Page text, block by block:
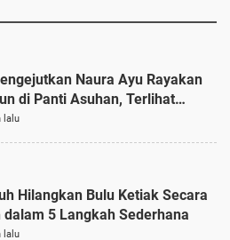
Naura Ayu Rayakan
di Panti Asuhan, Terlihat
Kaftan Cokelat
lalu
Hilangkan Bulu Ketiak Secara
dalam 5 Langkah Sederhana
lalu